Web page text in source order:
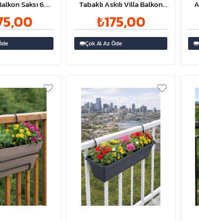
Saksı 6.5
ID5502
Tabaklı Askılı Villa Balkon
Saksı 2.75 Litre | ID5499
₺175,00
Çok Al Az Öde